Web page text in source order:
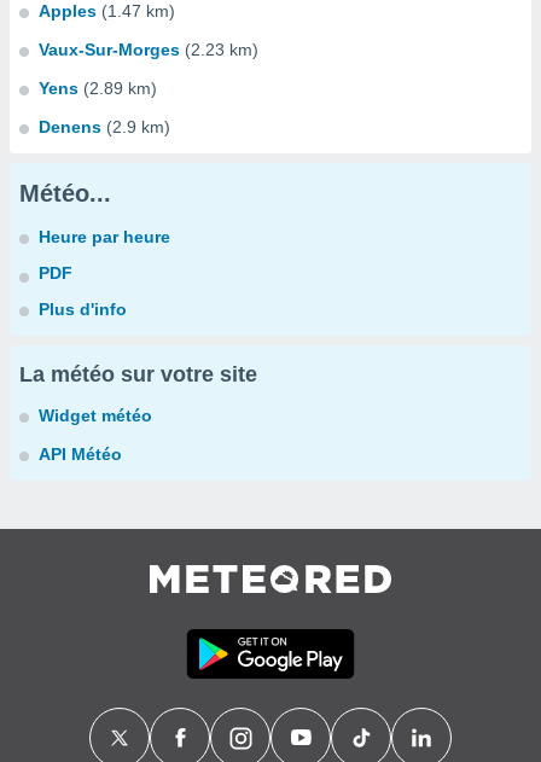
Apples (1.47 km)
Vaux-Sur-Morges (2.23 km)
Yens (2.89 km)
Denens (2.9 km)
Météo...
Heure par heure
PDF
Plus d'info
La météo sur votre site
Widget météo
API Météo